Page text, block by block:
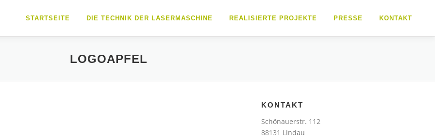
STARTSEITE DIE TECHNIK DER LASERMASCHINE REALISIERTE PROJEKTE PRESSE KONTAKT
LOGOAPFEL
KONTAKT
Schönauerstr. 112
88131 Lindau